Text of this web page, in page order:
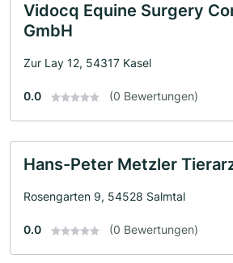
Vidocq Equine Surgery
GmbH
Zur Lay 12, 54317 Kasel
0.0 (0 Bewertungen)
Hans-Peter Metzler
Rosengarten 9, 54528 Salmtal
0.0 (0 Bewertungen)